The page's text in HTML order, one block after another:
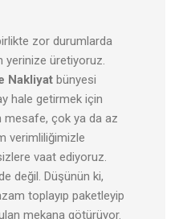
zor durumlarda
üretiyoruz.
Nakliyat bünyesi
hale getirmek için
mesafe, çok ya da az
verimliliğimizle
vaat ediyoruz.
değil. Düşünün ki,
toplayıp paketleyip
mekana götürüyor.